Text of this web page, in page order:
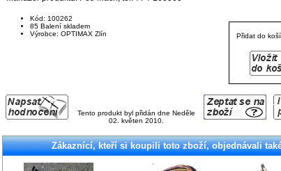
Přidat do
Kód: 100262
85 Balení skladem
Výrobce: OPTIMAX Zlín
Tento produkt byl přidán dne Neděle
02. květen 2010.
Zákaznící, kteří si koupili toto zboží, objednávali